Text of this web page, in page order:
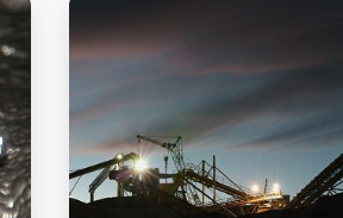
ArticleTile
von